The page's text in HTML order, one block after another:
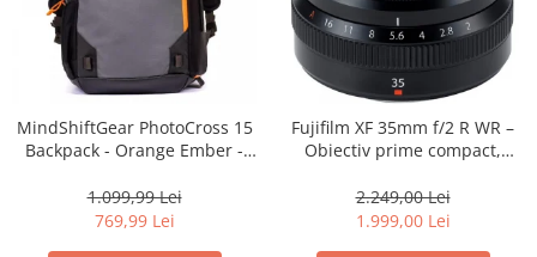
MindShiftGear PhotoCross 15
Backpack - Orange Ember -
1.099,99 Lei
769,99 Lei
Fujifilm XF 35mm f/2 R WR –
Obiectiv prime compact,
intemperii pentru fotografie
de zi cu zi
2.249,00 Lei
1.999,00 Lei